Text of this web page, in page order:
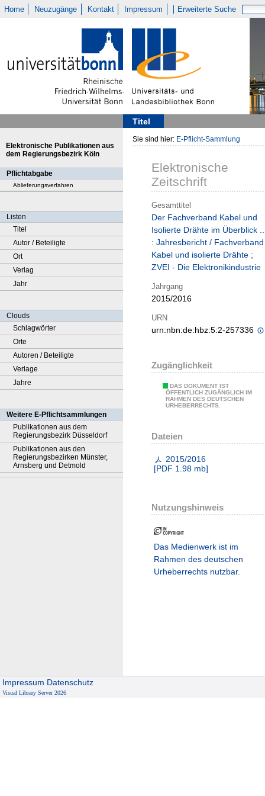
Home Neuzugänge Kontakt Impressum Erweiterte Suche
Titel
Elektronische Publikationen aus
dem Regierungsbezirk Köln
Pflichtabgabe
Ablieferungsverfahren
Listen
Titel
Autor / Beteiligte
Ort
Verlag
Jahr
Clouds
Schlagwörter
Orte
Autoren / Beteiligte
Verlage
Jahre
Weitere E-Pflichtsammlungen
Publikationen aus dem
Regierungsbezirk Düsseldorf
Publikationen aus den
Regierungsbezirken Münster,
Arnsberg und Detmold
Sie sind hier: E-Pflicht-Sammlung
Elektronische
Zeitschrift
Gesamttitel
Der Fachverband Kabel und
Isolierte Drähte im Überblick
: Jahresbericht / Fachverband
Kabel und isolierte Drähte ;
ZVEI - Die Elektronikindustrie
Jahrgang
2015/2016
URN
urn:nbn:de:hbz:5:2-257336
Zugänglichkeit
DAS DOKUMENT IST
ÖFFENTLICH ZUGÄNGLICH IM
RAHMEN DES DEUTSCHEN
URHEBERRECHTS.
Dateien
2015/2016
[PDF 1.98 mb]
Nutzungshinweis
Das Medienwerk ist im
Rahmen des deutschen
Urheberrechts nutzbar.
Impressum Datenschutz
Visual Library Server 2026